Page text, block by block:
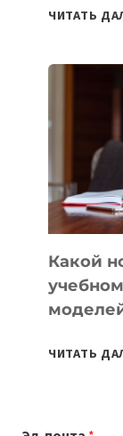
ЧИТАТЬ
Какой
ЧИТАТЬ